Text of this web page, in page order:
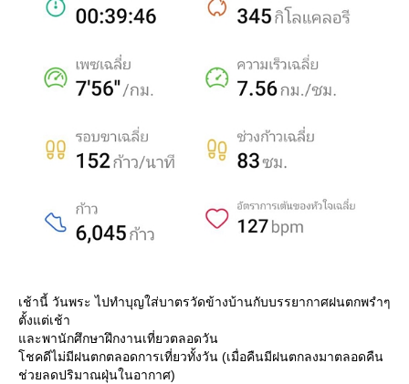
เช้านี้ วันพระ ไปทำบุญใส่บาตรวัดข้างบ้านกับบรรยากาศฝนตกพรำๆ
ตั้งแต่เช้า
ละพานักศึกษาฝึกงานเที่ยวตลอดวัน
ชคดีไม่มีฝนตกตลอดการเที่ยวทั้งวัน (เมื่อคืนมีฝนตกลงมาตลอดคืน
ช่วยลดปริมาณฝุ่นในอากาศ)